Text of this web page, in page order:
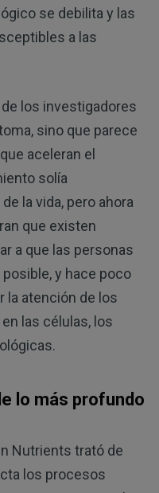
se debilita y las
a las
los investigadores
sino que parece
aceleran el
solía
la vida, pero ahora
que existen
a que las personas
y hace poco
la atención de los
las células, los
lo más profundo
Nutrients trató de
los procesos